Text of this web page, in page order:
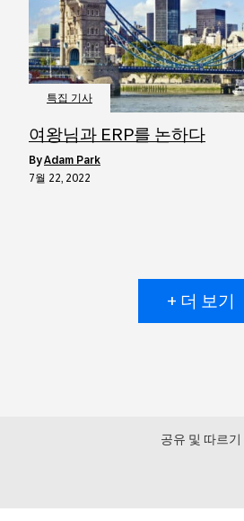
특집 기사
여왕님과 ERP를 논하다
byAdam Park
7월 22, 2022
+ 더 보기
공유 및 따르기